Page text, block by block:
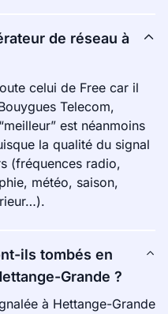
de réseau à
celui de Free car il
Telecom,
est néanmoins
la qualité du signal
(fréquences radio,
météo, saison,
ils tombés en
Grande ?
à Hettange-Grande